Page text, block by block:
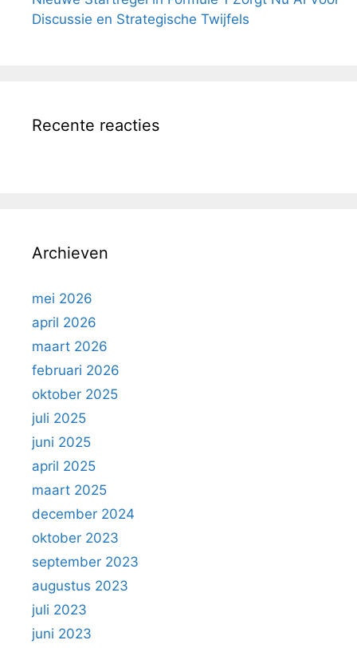
Discussie en Strategische Twijfels
Recente reacties
Archieven
mei 2026
april 2026
maart 2026
februari 2026
oktober 2025
juli 2025
juni 2025
april 2025
maart 2025
december 2024
oktober 2023
september 2023
augustus 2023
juli 2023
juni 2023